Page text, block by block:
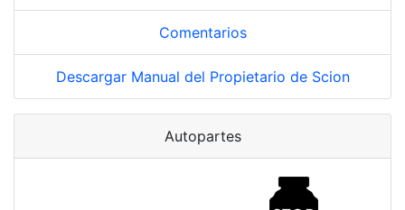
Comentarios
Descargar Manual del Propietario de Scion
Autopartes